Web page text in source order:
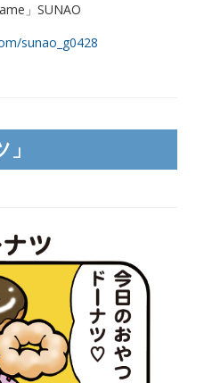
」SUNAO
sunao_g0428